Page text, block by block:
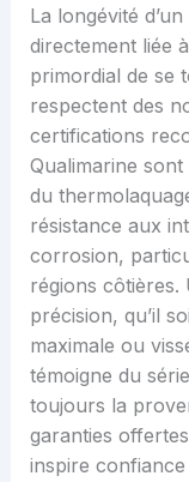
La longévité
directement liée
primordial de se
respectent des
certifications
Qualimarine
du
résistance aux
corrosion,
régions côtières.
précision, qu’il
maximale ou
témoigne du
toujours la
garanties
inspire